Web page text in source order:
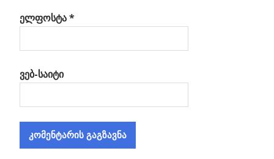
ელფოსტა*
ვებ-საიტი